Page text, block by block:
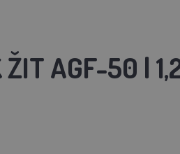
ŽIT AGF-50 |